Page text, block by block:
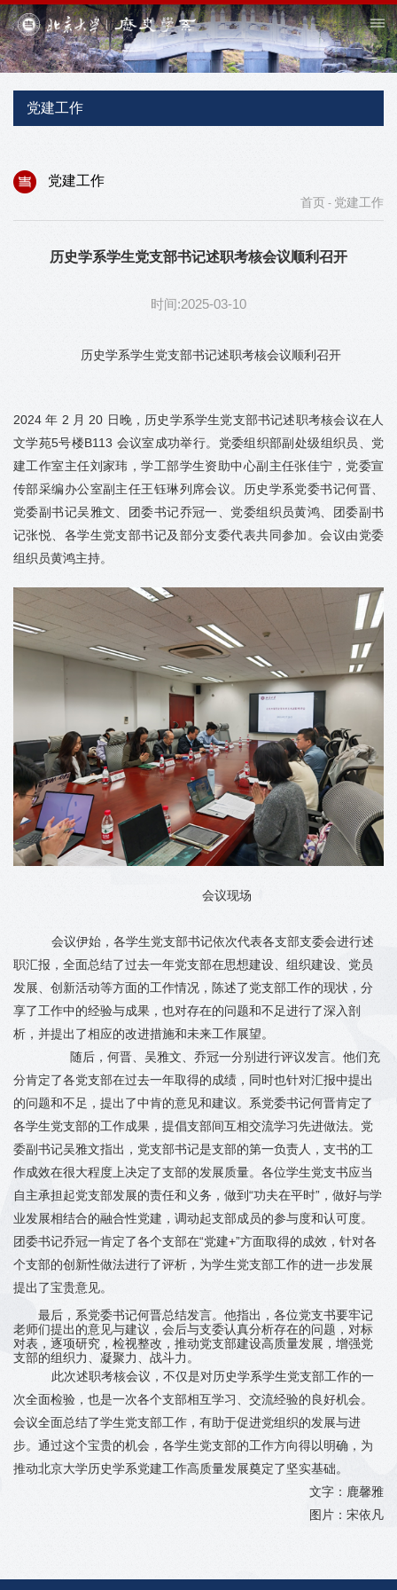
党建工作
党建工作
首页 - 党建工作
历史学系学生党支部书记述职考核会议顺利召开
时间:2025-03-10
历史学系学生党支部书记述职考核会议顺利召开
2024 年 2 月 20 日晚，历史学系学生党支部书记述职考核会议在人
文学苑5号楼B113 会议室成功举行。党委组织部副处级组织员、党
建工作室主任刘家玮，学工部学生资助中心副主任张佳宁，党委宣
传部采编办公室副主任王钰琳列席会议。历史学系党委书记何晋、
党委副书记吴雅文、团委书记乔冠一、党委组织员黄鸿、团委副书
记张悦、各学生党支部书记及部分支委代表共同参加。会议由党委
组织员黄鸿主持。
会议现场
会议伊始，各学生党支部书记依次代表各支部支委会进行述
职汇报，全面总结了过去一年党支部在思想建设、组织建设、党员
发展、创新活动等方面的工作情况，陈述了党支部工作的现状，分
享了工作中的经验与成果，也对存在的问题和不足进行了深入剖
析，并提出了相应的改进措施和未来工作展望。
随后，何晋、吴雅文、乔冠一分别进行评议发言。他们充
分肯定了各党支部在过去一年取得的成绩，同时也针对汇报中提出
的问题和不足，提出了中肯的意见和建议。系党委书记何晋肯定了
各学生党支部的工作成果，提倡支部间互相交流学习先进做法。党
委副书记吴雅文指出，党支部书记是支部的第一负责人，支书的工
作成效在很大程度上决定了支部的发展质量。各位学生党支书应当
自主承担起党支部发展的责任和义务，做到“功夫在平时” ，做好与学
业发展相结合的融合性党建，调动起支部成员的参与度和认可度。
团委书记乔冠一肯定了各个支部在“党建+”方面取得的成效，针对各
个支部的创新性做法进行了评析，为学生党支部工作的进一步发展
提出了宝贵意见。
最后，系党委书记何晋总结发言。他指出，各位党支书要牢记
老师们提出的意见与建议，会后与支委认真分析存在的问题，对标
对表，逐项研究，检视整改，推动党支部建设高质量发展，增强党
支部的组织力、凝聚力、战斗力。
此次述职考核会议，不仅是对历史学系学生党支部工作的一
次全面检验，也是一次各个支部相互学习、交流经验的良好机会。
会议全面总结了学生党支部工作，有助于促进党组织的发展与进
步。通过这个宝贵的机会，各学生党支部的工作方向得以明确，为
推动北京大学历史学系党建工作高质量发展奠定了坚实基础。
文字：鹿馨雅
图片：宋依凡